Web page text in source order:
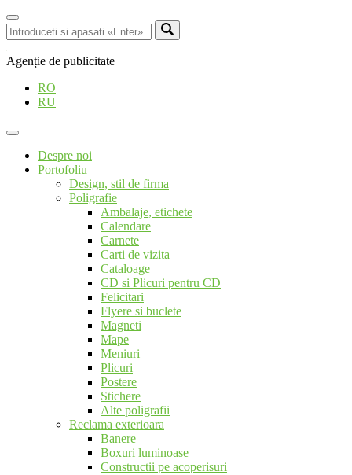
Agenție de publicitate
RO
RU
Despre noi
Portofoliu
Design, stil de firma
Poligrafie
Ambalaje, etichete
Calendare
Carnete
Carti de vizita
Cataloage
CD si Plicuri pentru CD
Felicitari
Flyere si buclete
Magneti
Mape
Meniuri
Plicuri
Postere
Stichere
Alte poligrafii
Reclama exterioara
Banere
Boxuri luminoase
Constructii pe acoperisuri